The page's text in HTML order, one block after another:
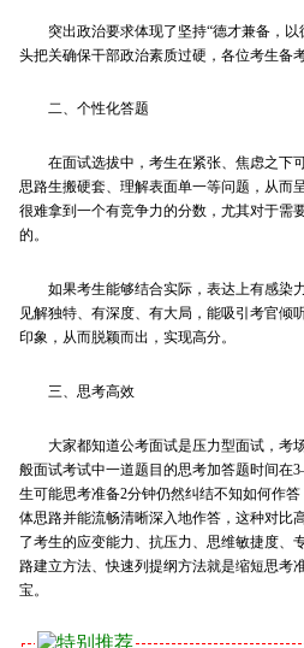
突出政治要求体现了坚持“德才兼备，以
头把关确保干部政治素质过硬，各位考生备
二、个性化答题
在面试选拔中，考生在紧张、焦虑之下可
思路生搬硬套、理解表面单一等问题，从而
很难拿到一个有竞争力的分数，尤其对于需
的。
如果考生能够结合实际，表达上有感染
见解独特、有深度、有大局，能吸引考官倾
印象，从而脱颖而出，实现高分。
三、思考高效
大家都知道公考面试是压力型面试，考
般面试考试中一道题目的思考加答题时间在
生可能思考准备2分钟仍然纠结不知如何作
体思路并能流畅清晰深入地作答，这种对比
了考生的应变能力、抗压力、思维敏捷度、
路建立方法、快速列提纲方法就是缩短思考
宝。